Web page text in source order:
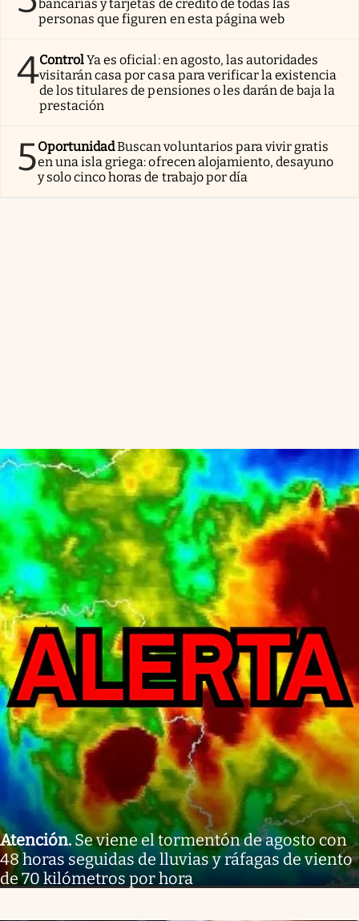
bancarias y tarjetas de crédito de todas las
personas que figuren en esta página web
4ControlYa es oficial: en agosto, las autoridades
visitarán casa por casa para verificar la existencia
de los titulares de pensiones o les darán de baja la
prestación
5OportunidadBuscan voluntarios para vivir gratis
en una isla griega: ofrecen alojamiento, desayuno
y solo cinco horas de trabajo por día
Atención.Se viene el tormentón de agosto con
48 horas seguidas de lluvias y ráfagas de viento
de 70 kilómetros por hora